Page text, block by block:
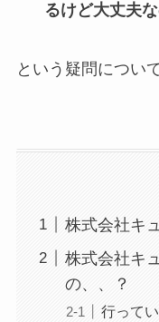
るけど大丈夫
という疑問につい
株式会社キ
株式会社キ
の、、？
行って